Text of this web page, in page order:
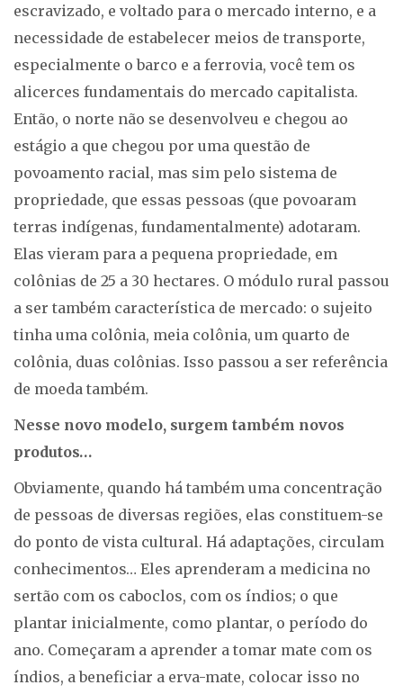
escravizado, e voltado para o mercado interno, e a
necessidade de estabelecer meios de transporte,
especialmente o barco e a ferrovia, você tem os
alicerces fundamentais do mercado capitalista.
Então, o norte não se desenvolveu e chegou ao
estágio a que chegou por uma questão de
povoamento racial, mas sim pelo sistema de
propriedade, que essas pessoas (que povoaram
terras indígenas, fundamentalmente) adotaram.
Elas vieram para a pequena propriedade, em
colônias de 25 a 30 hectares. O módulo rural passou
a ser também característica de mercado: o sujeito
tinha uma colônia, meia colônia, um quarto de
colônia, duas colônias. Isso passou a ser referência
de moeda também.
Nesse novo modelo, surgem também novos
produtos…
Obviamente, quando há também uma concentração
de pessoas de diversas regiões, elas constituem-se
do ponto de vista cultural. Há adaptações, circulam
conhecimentos… Eles aprenderam a medicina no
sertão com os caboclos, com os índios; o que
plantar inicialmente, como plantar, o período do
ano. Começaram a aprender a tomar mate com os
índios, a beneficiar a erva-mate, colocar isso no